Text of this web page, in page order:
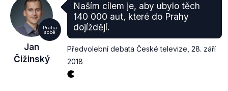
Praha
sobě
Jan
Čižinský
Naším cílem je, aby ubylo těch
140 000 aut, které do Prahy
dojíždějí.
Předvolební debata České televize 28. září
2018